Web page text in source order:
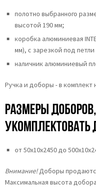
полотно выбранного
высотой 190 мм;
коробка алюминиевая
мм), с зарезкой под
наличник алюминиевый
Ручка и доборы - в комплект
Размеры
укомплектовать
от 50х10х2450 до
Внимание!Доборы
Максимальная высота